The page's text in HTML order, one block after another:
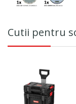
Cutii pentru